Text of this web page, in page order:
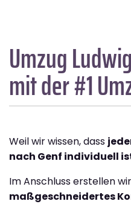
Umzug
mit der #1
Weil wir wissen, dass
nach Genf individuell
Im Anschluss erstellen
maßgeschneidertes